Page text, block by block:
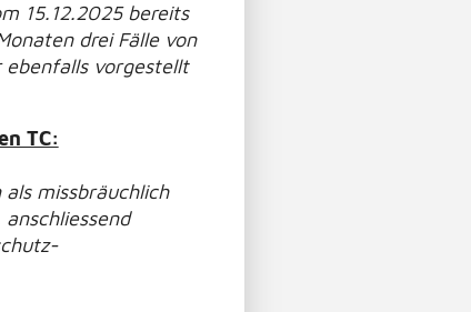
15.12.2025 bereits
drei Fälle von
vorgestellt
TC:
missbräuchlich